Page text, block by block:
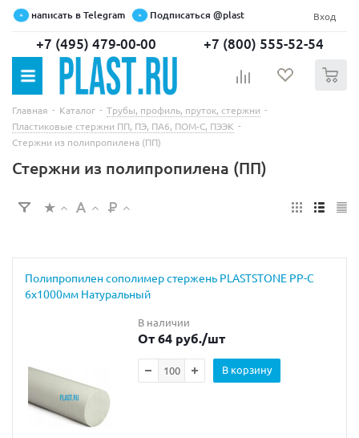
написать в Telegram Подписаться @plast Вход
+7 (495) 479-00-00 +7 (800) 555-52-54
Главная - Каталог - Трубы, профиль, пруток, стержни -
Пластиковые стержни ПП, ПЭ, ПА6, ПОМ-С, ПЭЭК -
Стержни из полипропилена (ПП)
Стержни из полипропилена (ПП)
Полипропилен сополимер стержень PLASTSTONE PP-C
6х1000мм Натуральный
В наличии
От 64 руб./шт
В корзину